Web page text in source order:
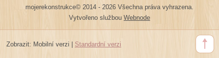
mojerekonstrukce© 2014 - 2026 Všechna práva vyhrazena.
Vytvořeno službou Webnode
Zobrazit: Mobilní verzi Standardní verzi